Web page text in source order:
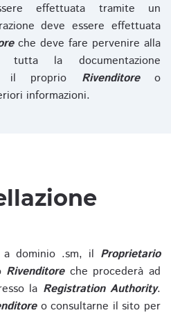
effettuata tramite un
deve essere effettuata
che deve fare pervenire alla
la documentazione
il proprio Rivenditoreo
informazioni.
a dominio .sm, il Proprietario
Rivenditoreche procederà ad
la Registration Authority.
o consultarne il sito per